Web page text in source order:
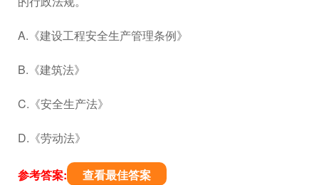
A.《建设工程安全生产管理条例》
B.《建筑法》
C.《安全生产法》
D.《劳动法》
参考答案: 查看最佳答案